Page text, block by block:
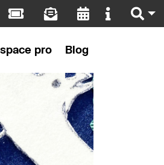
pro Blog